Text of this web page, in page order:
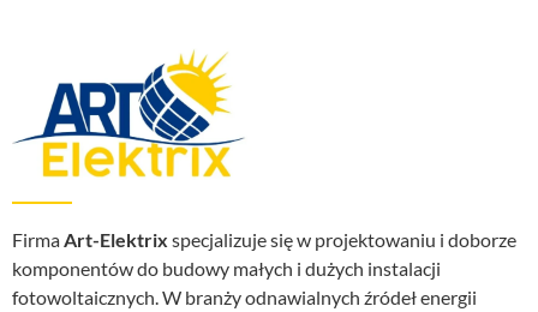
FirmaArt-Elektrix specjalizuje się w projektowaniu i doborze
komponentów do budowy małych i dużych instalacji
fotowoltaicznych. W branży odnawialnych źródeł energii